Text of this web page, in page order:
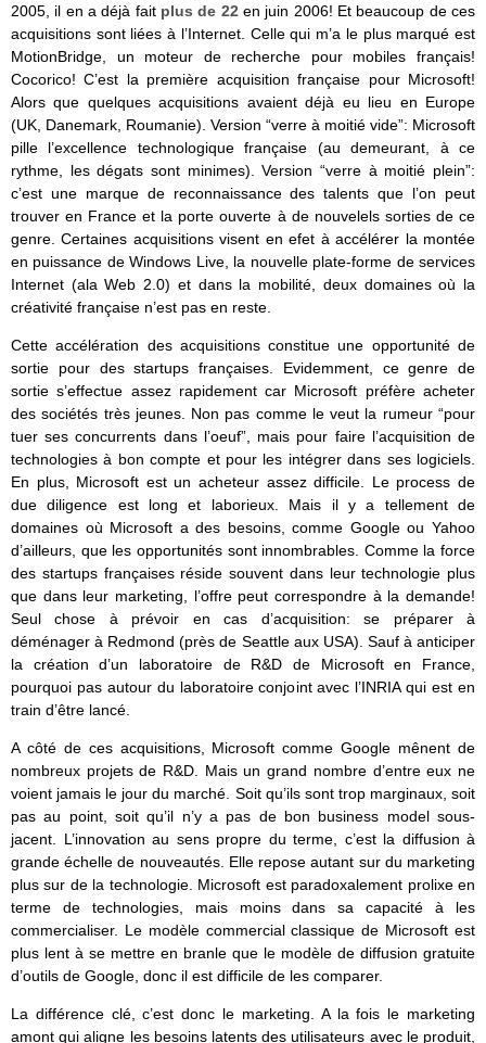
2005, il en a déjà fait plus de 22 en juin 2006! Et beaucoup de ces
acquisitions sont liées à l’Internet. Celle qui m’a le plus marqué est
MotionBridge, un moteur de recherche pour mobiles français!
Cocorico! C’est la première acquisition française pour Microsoft!
Alors que quelques acquisitions avaient déjà eu lieu en Europe
(UK, Danemark, Roumanie). Version “verre à moitié vide”: Microsoft
pille l’excellence technologique française (au demeurant, à ce
rythme, les dégats sont minimes). Version “verre à moitié plein”:
c’est une marque de reconnaissance des talents que l’on peut
trouver en France et la porte ouverte à de nouvelels sorties de ce
genre. Certaines acquisitions visent en efet à accélérer la montée
en puissance de Windows Live, la nouvelle plate-forme de services
Internet (ala Web 2.0) et dans la mobilité, deux domaines où la
créativité française n’est pas en reste.
Cette accélération des acquisitions constitue une opportunité de
sortie pour des startups françaises. Evidemment, ce genre de
sortie s’effectue assez rapidement car Microsoft préfère acheter
des sociétés très jeunes. Non pas comme le veut la rumeur “pour
tuer ses concurrents dans l’oeuf”, mais pour faire l’acquisition de
technologies à bon compte et pour les intégrer dans ses logiciels.
En plus, Microsoft est un acheteur assez difficile. Le process de
due diligence est long et laborieux. Mais il y a tellement de
domaines où Microsoft a des besoins, comme Google ou Yahoo
d’ailleurs, que les opportunités sont innombrables. Comme la force
des startups françaises réside souvent dans leur technologie plus
que dans leur marketing, l’offre peut correspondre à la demande!
Seul chose à prévoir en cas d’acquisition: se préparer à
déménager à Redmond (près de Seattle aux USA). Sauf à anticiper
la création d’un laboratoire de R&D de Microsoft en France,
pourquoi pas autour du laboratoire conjoint avec l’INRIA qui est en
train d’être lancé.
A côté de ces acquisitions, Microsoft comme Google mênent de
nombreux projets de R&D. Mais un grand nombre d’entre eux ne
voient jamais le jour du marché. Soit qu’ils sont trop marginaux, soit
pas au point, soit qu’il n’y a pas de bon business model sous-
jacent. L’innovation au sens propre du terme, c’est la diffusion à
grande échelle de nouveautés. Elle repose autant sur du marketing
plus sur de la technologie. Microsoft est paradoxalement prolixe en
terme de technologies, mais moins dans sa capacité à les
commercialiser. Le modèle commercial classique de Microsoft est
plus lent à se mettre en branle que le modèle de diffusion gratuite
d’outils de Google, donc il est difficile de les comparer.
La différence clé, c’est donc le marketing. A la fois le marketing
amont qui aligne les besoins latents des utilisateurs avec le produit,